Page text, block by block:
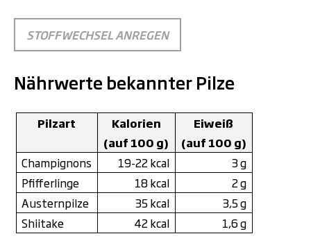
STOFFWECHSEL ANREGEN
Nährwerte bekannter Pilze
Pilzart
Kalorien
(auf 100 g)
Eiweiß
(auf 100 g)
Champignons
19-22 kcal
3 g
Pfifferlinge
18 kcal
2 g
Austernpilze
35 kcal
3,5 g
Shiitake
42 kcal 1,6 g